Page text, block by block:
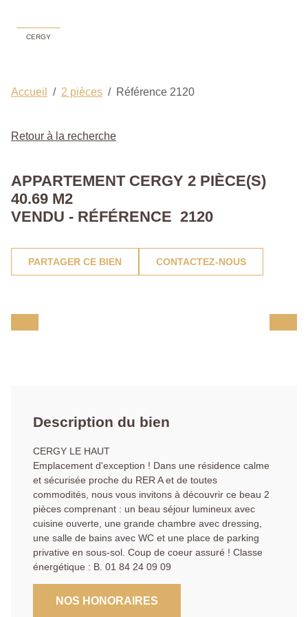
CERGY
Accueil 2 pièces Référence 2120
Retour à la recherche
APPARTEMENT CERGY 2 PIÈCE(S)
40.69 M2
VENDU - RÉFÉRENCE 2120
PARTAGER CE BIEN CONTACTEZ-NOUS
Description du bien
CERGY LE HAUT
Emplacement d'exception ! Dans une résidence calme
et sécurisée proche du RER A et de toutes
commodités, nous vous invitons à découvrir ce beau 2
pièces comprenant : un beau séjour lumineux avec
cuisine ouverte, une grande chambre avec dressing,
une salle de bains avec WC et une place de parking
privative en sous-sol. Coup de coeur assuré ! Classe
énergétique : B. 01 84 24 09 09
NOS HONORAIRES